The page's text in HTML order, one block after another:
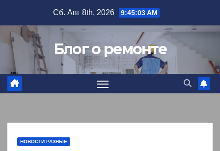
содержимому
Сб. Авг 8th, 2026 9:45:04 AM
Блог о ремонте
НОВОСТИ РАЗНЫЕ